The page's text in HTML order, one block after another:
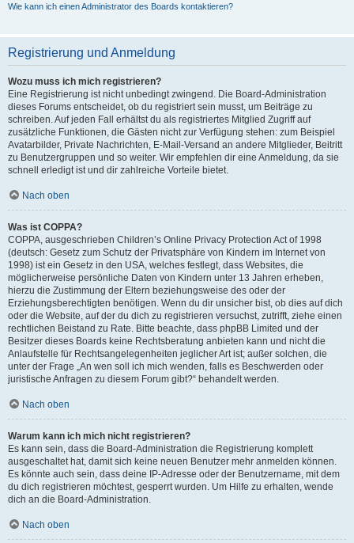
Wie kann ich einen Administrator des Boards kontaktieren?
Registrierung und Anmeldung
Wozu muss ich mich registrieren?
Eine Registrierung ist nicht unbedingt zwingend. Die Board-Administration
dieses Forums entscheidet, ob du registriert sein musst, um Beiträge zu
schreiben. Auf jeden Fall erhältst du als registriertes Mitglied Zugriff auf
zusätzliche Funktionen, die Gästen nicht zur Verfügung stehen: zum Beispiel
Avatarbilder, Private Nachrichten, E-Mail-Versand an andere Mitglieder, Beitritt
zu Benutzergruppen und so weiter. Wir empfehlen dir eine Anmeldung, da sie
schnell erledigt ist und dir zahlreiche Vorteile bietet.
Nach oben
Was ist COPPA?
COPPA, ausgeschrieben Children’s Online Privacy Protection Act of 1998
(deutsch: Gesetz zum Schutz der Privatsphäre von Kindern im Internet von
1998) ist ein Gesetz in den USA, welches festlegt, dass Websites, die
möglicherweise persönliche Daten von Kindern unter 13 Jahren erheben,
hierzu die Zustimmung der Eltern beziehungsweise des oder der
Erziehungsberechtigten benötigen. Wenn du dir unsicher bist, ob dies auf dich
oder die Website, auf der du dich zu registrieren versuchst, zutrifft, ziehe einen
rechtlichen Beistand zu Rate. Bitte beachte, dass phpBB Limited und der
Besitzer dieses Boards keine Rechtsberatung anbieten kann und nicht die
Anlaufstelle für Rechtsangelegenheiten jeglicher Art ist; außer solchen, die
unter der Frage „An wen soll ich mich wenden, falls es Beschwerden oder
juristische Anfragen zu diesem Forum gibt?“ behandelt werden.
Nach oben
Warum kann ich mich nicht registrieren?
Es kann sein, dass die Board-Administration die Registrierung komplett
ausgeschaltet hat, damit sich keine neuen Benutzer mehr anmelden können.
Es könnte auch sein, dass deine IP-Adresse oder der Benutzername, mit dem
du dich registrieren möchtest, gesperrt wurden. Um Hilfe zu erhalten, wende
dich an die Board-Administration.
Nach oben